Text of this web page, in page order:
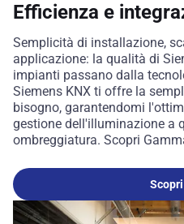
Efficienza e
Semplicità di installazione,
applicazione: la qualità di
impianti passano dalla
Siemens KNX ti offre la
bisogno, garantendomi
gestione dell'illuminazione a
ombreggiatura. Scopri